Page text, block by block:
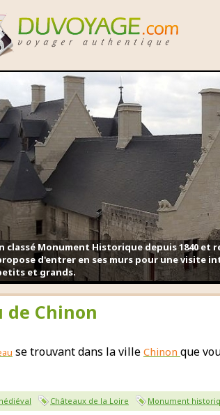
classé Monument Historique depuis 1840 et
d'entrer en ses murs pour une visite
et grands.
de Chinon
se trouvant dans la ville Chinon que
Châteaux de la Loire Monument